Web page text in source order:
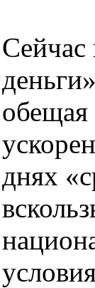
Сейчас
обещая
днях